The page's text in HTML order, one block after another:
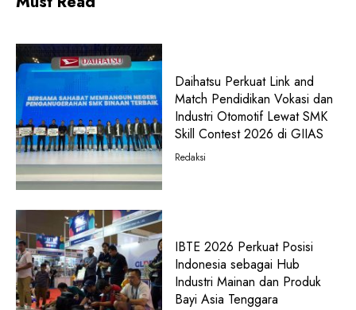
Daihatsu Perkuat Link and
Match Pendidikan Vokasi dan
Industri Otomotif Lewat SMK
Skill Contest 2026 di GIIAS
Redaksi
IBTE 2026 Perkuat Posisi
Indonesia sebagai Hub
Industri Mainan dan Produk
Bayi Asia Tenggara